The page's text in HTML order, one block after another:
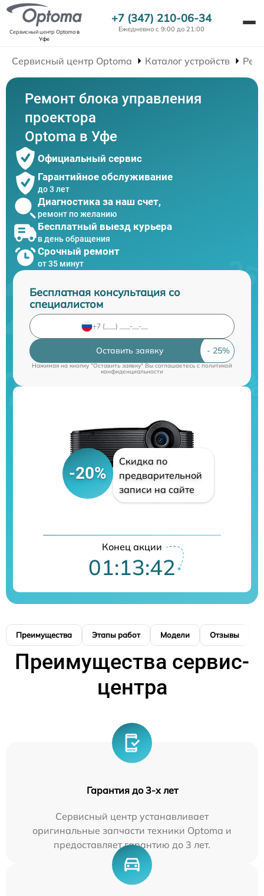
Сервисный центр Optomaв
Уфе
+7 (347) 210-06-34
Ежедневно с 9:00 до 21:00
Сервисный центр Optoma Каталог устройств
Ремонт блока управления
проектора
Optoma в Уфе
Официальный сервис
Гарантийное обслуживание
до 3 лет
Диагностика за наш счет,
ремонт по желанию
Бесплатный выезд курьера
в день обращения
Срочный ремонт
от 35 минут
Бесплатная консультация со
специалистом
Оставить заявку
Нажимая на кнопку "Оставить заявку" Вы соглашаетесь cполитикой
конфиденциальности
-20%
Скидка по
предварительной
записи на сайте
Конец акции
01:13:41
Преимущества Этапы работ Модели Отзывы
Преимущества сервис-
центра
Гарантия до 3-х лет
Сервисный центр устанавливает
оригинальные запчасти техники Optoma и
предоставляет гарантию до 3 лет.